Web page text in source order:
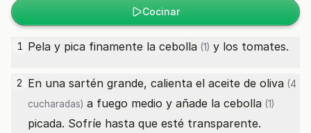
Cocinar
1 Pela y pica finamente la cebolla (1) y los tomates.
2 En una sartén grande, calienta el aceite de oliva (4
cucharadas) a fuego medio y añade la cebolla (1)
picada. Sofríe hasta que esté transparente.